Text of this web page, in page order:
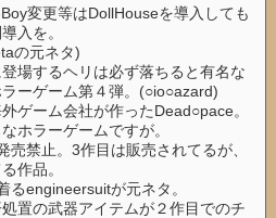
変更等はDollHouseを導入しても
入を。
の元ネタ)
場するヘリは必ず落ちると有名な
ーゲーム第４弾。(○io○azard)
ゲーム会社が作ったDead○pace。
ホラーゲームですが。
売禁止。3作目は販売されてるが、
作品。
るengineersuitが元ネタ。
置の武器アイテムが２作目でのチ